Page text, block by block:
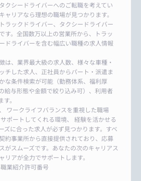
クシードライバーへのご転職を考えてい
ャリアなら理想の職場が見つかります。
ラックドライバー、タクシードライバー
す。全国数万以上の営業所から、トラッ
ドライバーを含む幅広い職種の求人情報
は、業界最大級の求人数、様々な車種・
チした求人、正社員からパート・派遣ま
な条件検索が可能（勤務体系、福利厚
給与形態や金額で絞り込み可）、利用者
。
ワークライフバランスを重視した職場
ポートしてくれる環境、 経験を活かせる
ズに合った求人が必ず見つかります。すべ
約事業所から直接提供されており、応募
がスムーズです。あなたの次のキャリアス
リアが全力でサポートします。
業紹介許可番号